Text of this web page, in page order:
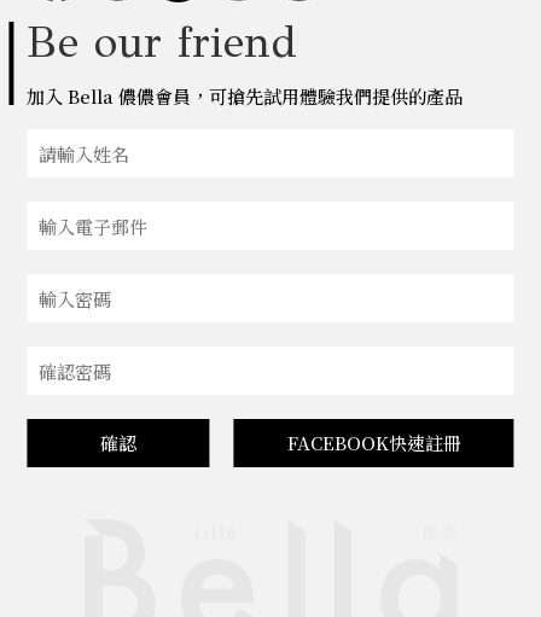
Be our friend
加入 Bella 儂儂會員，可搶先試用體驗我們提供的產品
確認 FACEBOOK快速註冊